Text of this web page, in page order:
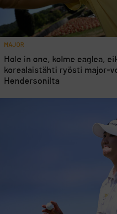
MAJOR
Hole in one, kolme eaglea,
korealaistähti ryösti major-
Hendersonilta